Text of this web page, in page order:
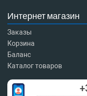
Интернет магазин
Заказы
Корзина
Баланс
Каталог товаров